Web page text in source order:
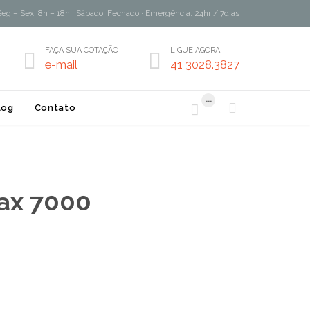
– Sex: 8h – 18h · Sábado: Fechado · Emergência: 24hr / 7dias
 FAÇA SUA COTAÇÃO
e-mail  LIGUE AGORA:
41 3028.3827
Contato 
...

7000